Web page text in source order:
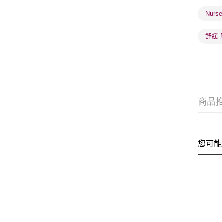
舒緩
商品
您可